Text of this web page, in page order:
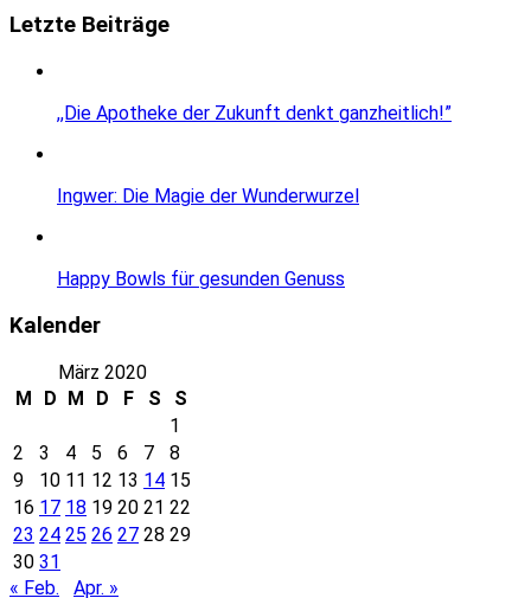
Letzte Beiträge
,,Die Apotheke der Zukunft denkt ganzheitlich!”
Ingwer: Die Magie der Wunderwurzel
Happy Bowls für gesunden Genuss
Kalender
März 2020
M
D M D F S
S
1
2
3 4 5 6 7
8
9
10 11 12 13 14 15
16 17 18 19 20 21 22
23 24 25 26 27 28 29
30 31
« Feb.
Apr. »